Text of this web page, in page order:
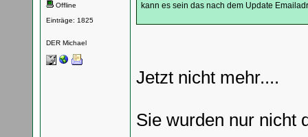
Offline
Einträge: 1825
DER Michael
kann es sein das nach dem Update
Jetzt nicht mehr....
Sie wurden nur nicht